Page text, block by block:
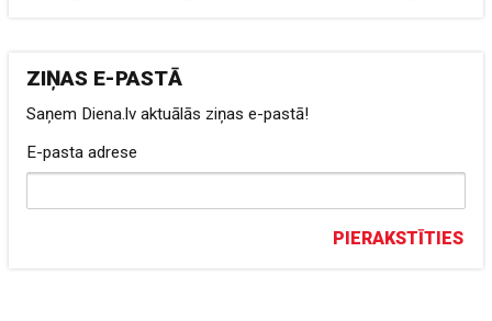
ZIŅAS E-PASTĀ
Saņem Diena.lv aktuālās ziņas e-pastā!
E-pasta adrese
PIERAKSTĪTIES